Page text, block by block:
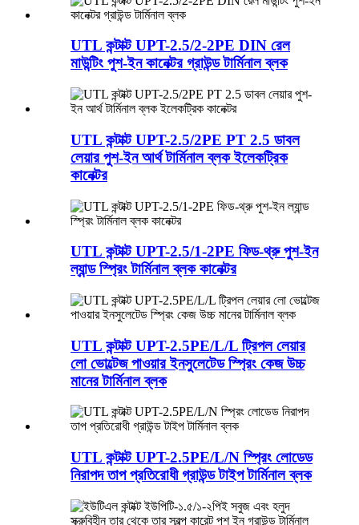
UTL কন্টাক্ট UPT-2.5/2-2PE DIN রেল
মাউন্টিং পুশ-ইন কানেক্টর গ্রাউন্ড টার্মিনাল ব্লক
UTL কন্টাক্ট UPT-2.5/2PE PT 2.5 ডাবল
লেয়ার পুশ-ইন আর্থ টার্মিনাল ব্লক ইলেকট্রিক
কানেক্টর
UTL কন্টাক্ট UPT-2.5/1-2PE ফিড-থ্রু পুশ-ইন
ল্যান্ড স্প্রিং টার্মিনাল ব্লক কানেক্টর
UTL কন্টাক্ট UPT-2.5PE/L/L ট্রিপল লেয়ার
লো ভোল্টেজ পাওয়ার ইনসুলেটেড স্প্রিং কেজ উচ্চ
মানের টার্মিনাল ব্লক
UTL কন্টাক্ট UPT-2.5PE/L/N স্প্রিং লোডেড
নিরাপদ তাপ প্রতিরোধী গ্রাউন্ড টাইপ টার্মিনাল ব্লক